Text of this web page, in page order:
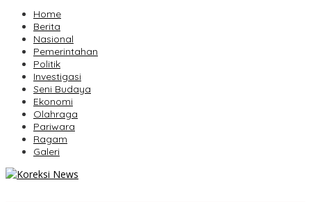
Home
Berita
Nasional
Pemerintahan
Politik
Investigasi
Seni Budaya
Ekonomi
Olahraga
Pariwara
Ragam
Galeri